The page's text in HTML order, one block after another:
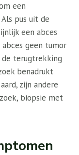
een
pus uit de
een abces
geen tumor
terugtrekking
benadrukt
zijn andere
biopsie met